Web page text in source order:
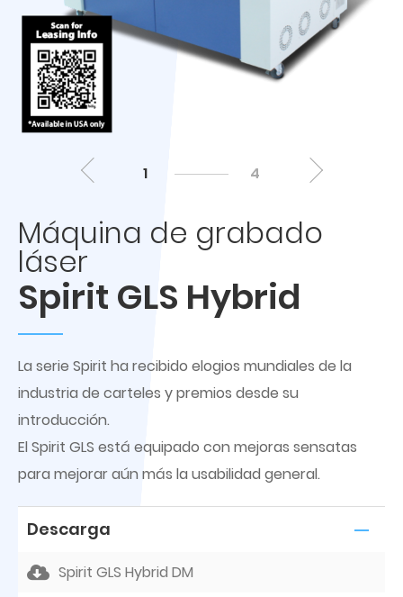
1 4
Máquina de grabado
láser
Spirit GLS Hybrid
La serie Spirit ha recibido elogios mundiales de la
industria de carteles y premios desde su
introducción.
El Spirit GLS está equipado con mejoras sensatas
para mejorar aún más la usabilidad general.
Descarga
Spirit GLS Hybrid DM